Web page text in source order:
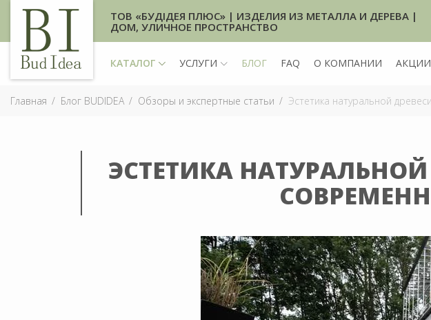
ТОВ «БУДІДЕЯ ПЛЮС» | ИЗДЕЛИЯ ИЗ МЕТАЛЛА И ДЕРЕВА |
ДОМ, УЛИЧНОЕ ПРОСТРАНСТВО
КАТАЛОГ УСЛУГИ БЛОГ FAQ О КОМПАНИИ АКЦИИ
Главная Блог BUDIDEA Обзоры и экспертные статьи Эстетика натуральной
ЭСТЕТИКА